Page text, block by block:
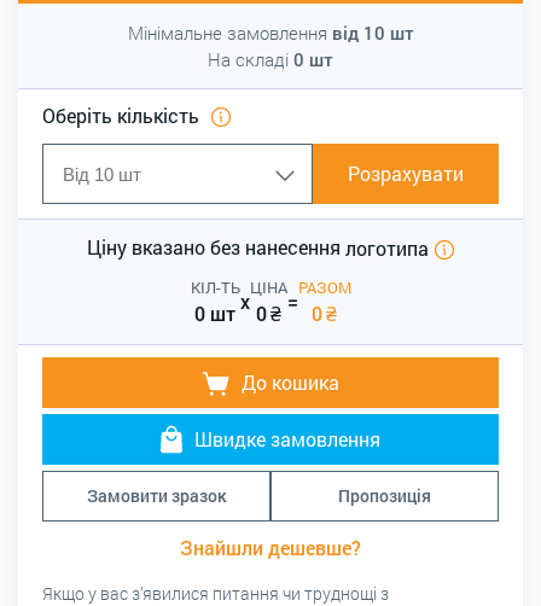
Мінімальне замовлення від 10 шт
На складі 0 шт
Оберіть кількість
Розрахувати
Ціну вказано без нанесення логотипа
КІЛ-ТЬ
0 штx
ЦІНА
0₴ =
РАЗОМ
0₴
До кошика
Швидке замовлення
Замовити зразок Пропозиція
Знайшли дешевше?
Якщо у вас з’явилися питання чи труднощі з